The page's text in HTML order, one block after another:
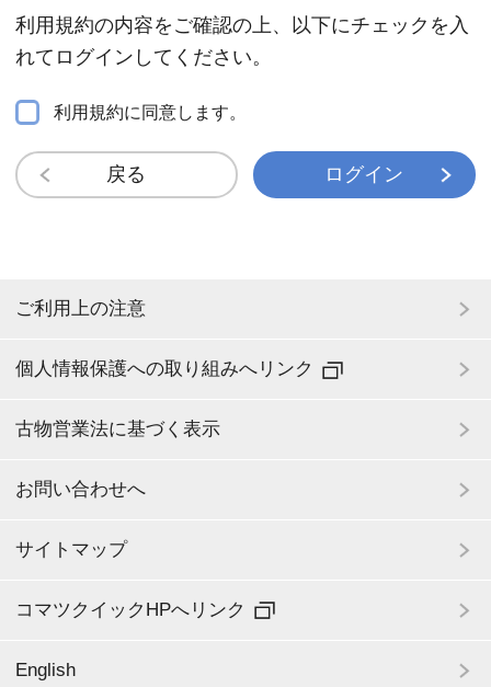
(2)落札希望者が最後の一人になるまで競りは続
き、一番高い価格を提示した方が落札と致しま
す。
(3)入札締め切り前3分以内に入札があった場
合、再度残り時間が3分になります。その後も
入札があれば、その都度残り時間は3分になり
き場合は流札と致します。
り、消費税10%は含みません。
費用、取り外し費用等についてはWEB上の“チ
ャージテーブル”をクリックして参照下さい。
(8)落札後のキャンセルはいかなる理由があって
(9)商品は全て現状有姿での売買となります。
るを得ないと判断した場合は、入札有無に関わ
利用規約の内容をご確認の上、以下にチェックを入
れてログインしてください。
利用規約に同意します。
戻る ログイン
ご利用上の注意
個人情報保護への取り組みへリンク
古物営業法に基づく表示
お問い合わせへ
サイトマップ
コマツクイックHPへリンク
English